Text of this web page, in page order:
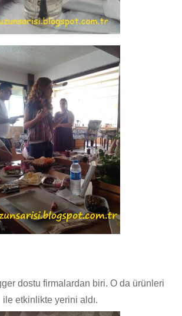
dostu firmalardan biri. O da ürünleri
ile etkinlikte yerini aldı.